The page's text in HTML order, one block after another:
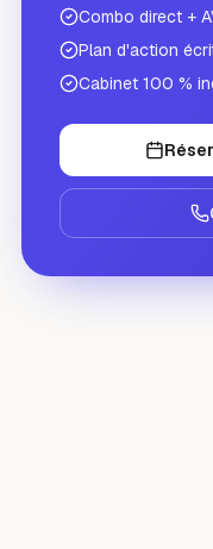
Combo direct +
Plan d'action
Cabinet 100 %